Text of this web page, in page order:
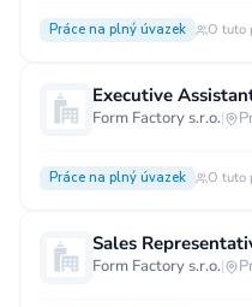
Práce na plný úvazek O tuto
Executive
Form Factory s.r.o.|
Práce na plný úvazek O tuto
Sales
Form Factory s.r.o.|
za hodinu za manday
Typ úvazku
Práce na plný úvazek
Práce na živnost
Vzdělání